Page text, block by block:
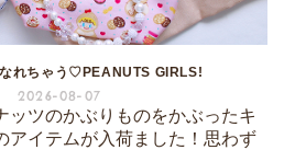
れちゃう♡PEANUTS GIRLS!
2026-08-07
ッツのかぶりものをかぶったキ
アイテムが入荷ました！思わず